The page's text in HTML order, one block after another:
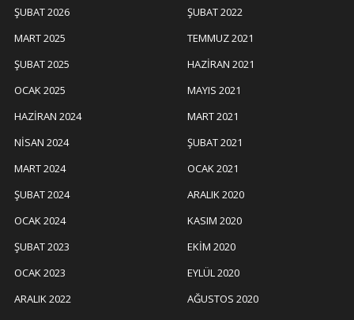
ŞUBAT 2026
MART 2025
ŞUBAT 2025
OCAK 2025
HAZIRAN 2024
NISAN 2024
MART 2024
ŞUBAT 2024
OCAK 2024
ŞUBAT 2023
OCAK 2023
ARALIK 2022
ŞUBAT 2022
TEMMUZ 2021
HAZIRAN 2021
MAYIS 2021
MART 2021
ŞUBAT 2021
OCAK 2021
ARALIK 2020
KASIM 2020
EKIM 2020
EYLÜL 2020
AĞUSTOS 2020